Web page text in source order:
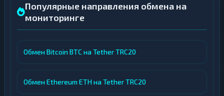
Популярные направления обмена на
мониторинге
Обмен Bitcoin BTC на Tether TRC20
Обмен Ethereum ETH на Tether TRC20